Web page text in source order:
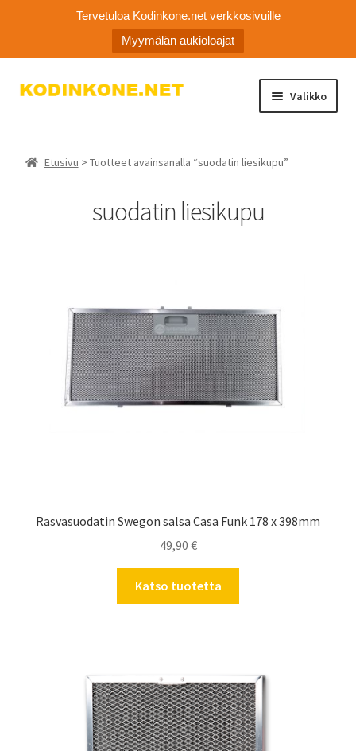
Tervetuloa Kodinkone.net verkkosivuille
Myymälän aukioloajat
Siirry
Siirry
Valikko
Etusivu > Tuotteet avainsanalla “suodatin liesikupu”
suodatin liesikupu
Rasvasuodatin Swegon salsa Casa Funk 178 x 398mm
49,90 €
Katso tuotetta